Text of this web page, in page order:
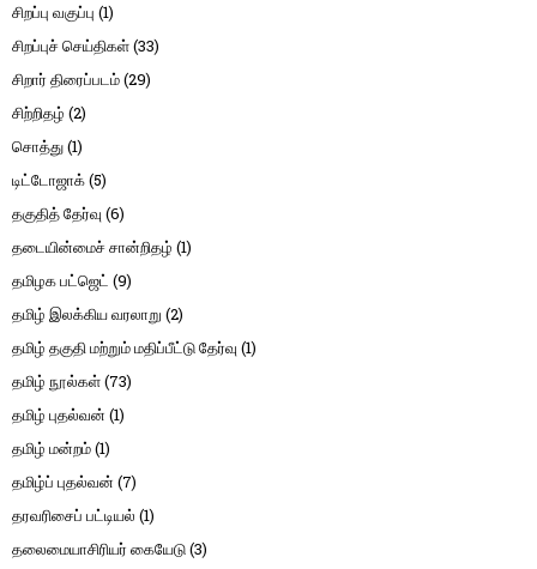
சிறப்பு வகுப்பு (1)
சிறப்புச் செய்திகள்(33)
சிறார் திரைப்படம்(29)
சிற்றிதழ் (2)
சொத்து(1)
டிட்டோஜாக்(5)
தகுதித் தேர்வு (6)
தடையின்மைச் சான்றிதழ் (1)
தமிழக பட்ஜெட் (9)
தமிழ் இலக்கிய வரலாறு (2)
தமிழ் தகுதி மற்றும் மதிப்பீட்டு தேர்வு (1)
தமிழ் நூல்கள்(73)
தமிழ் புதல்வன் (1)
தமிழ் மன்றம்(1)
தமிழ்ப் புதல்வன் (7)
தரவரிசைப் பட்டியல் (1)
தலைமையாசிரியர் கையேடு(3)